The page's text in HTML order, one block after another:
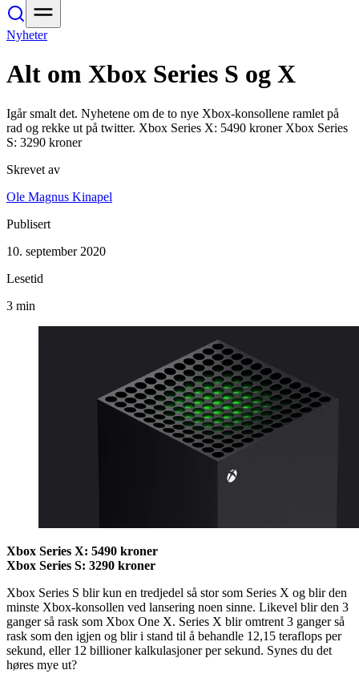
Nyheter
Alt om Xbox Series S og X
Igår smalt det. Nyhetene om de to nye Xbox-konsollene ramlet på
rad og rekke ut på twitter. Xbox Series X: 5490 kroner Xbox Series
S: 3290 kroner
Skrevet av
Ole Magnus Kinapel
Publisert
10. september 2020
Lesetid
3 min
Xbox Series X: 5490 kroner
Xbox Series S: 3290 kroner
Xbox Series S blir kun en tredjedel så stor som Series X og blir den
minste Xbox-konsollen ved lansering noen sinne. Likevel blir den 3
ganger så rask som Xbox One X. Series X blir omtrent 3 ganger så
rask som den igjen og blir i stand til å behandle 12,15 teraflops per
sekund, eller 12 billioner kalkulasjoner per sekund. Synes du det
høres mye ut?